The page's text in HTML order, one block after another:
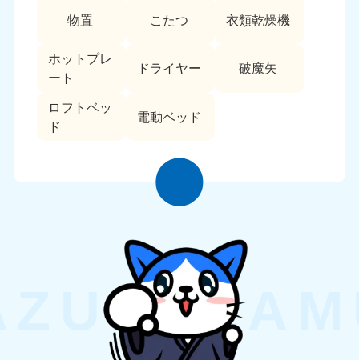
物置 こたつ 衣類乾燥機
ホットプレ
ート
ドライヤー 破魔矢
ロフトベッ
ド
電動ベッド